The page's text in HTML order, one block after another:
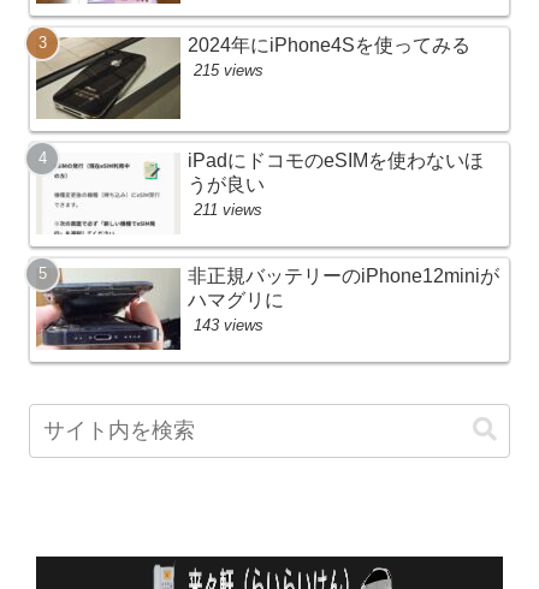
2024年にiPhone4Sを使ってみる
215 views
iPadにドコモのeSIMを使わないほ
うが良い
211 views
非正規バッテリーのiPhone12miniが
ハマグリに
143 views